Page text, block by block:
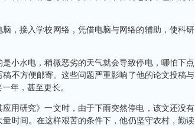
，接入学校网络，凭借电脑与网络的辅助，使科研
水电，稍微恶劣的天气就会导致停电，哪怕下点
不方便邮寄。这些问题严重影响了他的论文投稿与
年，甚至更长。
研究》一文时，由于下雨突然停电，该文还没有
时间。在这样艰苦的条件下，他仍坚守农村，勤读